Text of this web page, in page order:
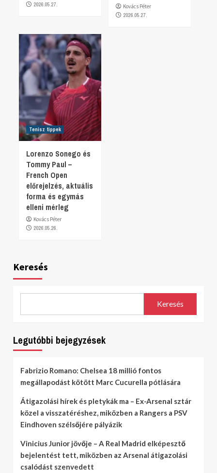
2026.05.27.
Kovács Péter
2026.05.27.
Tenisz tippek
Lorenzo Sonego és
Tommy Paul –
French Open
előrejelzés, aktuális
forma és egymás
elleni mérleg
Kovács Péter
2026.05.26.
Keresés
Keresés
Legutóbbi bejegyzések
Fabrizio Romano: Chelsea 18 millió fontos
megállapodást kötött Marc Cucurella pótlására
Átigazolási hírek és pletykák ma – Ex-Arsenal sztár
közel a visszatéréshez, miközben a Rangers a PSV
Eindhoven szélsőjére pályázik
Vinicius Junior jövője – A Real Madrid elképesztő
bejelentést tett, miközben az Arsenal átigazolási
csalódást szenvedett